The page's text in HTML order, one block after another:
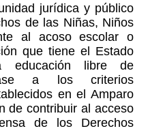
jurídica y público
de las Niñas, Niños
al acoso escolar o
que tiene el Estado
educación libre de
a los criterios
en el Amparo
de contribuir al acceso
de los Derechos